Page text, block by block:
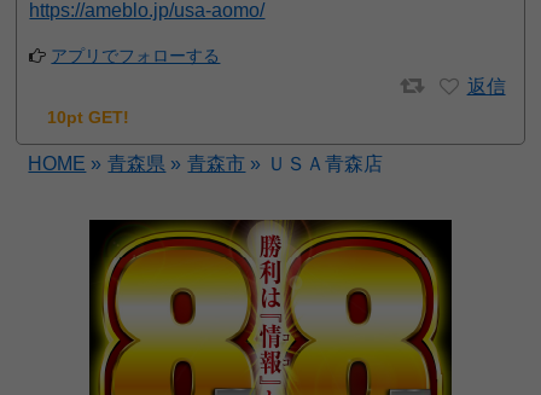
https://ameblo.jp/usa-aomo/
アプリでフォローする
返信
10pt GET!
HOME » 青森県 » 青森市 » ＵＳＡ青森店